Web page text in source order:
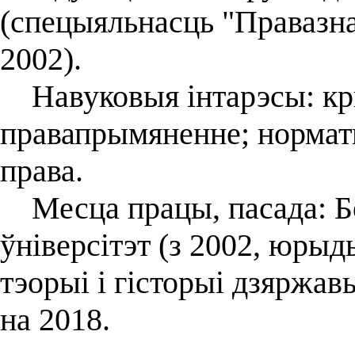
(спецыяльнасць
2002).
Навуковыя інтарэсы:
правапрымяненне;
права.
Месца працы, пасада:
ўніверсітэт (з 2002,
тэорыі і гісторыі
на 2018.